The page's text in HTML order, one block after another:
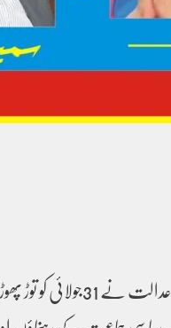
فیصل آباد کی ایک